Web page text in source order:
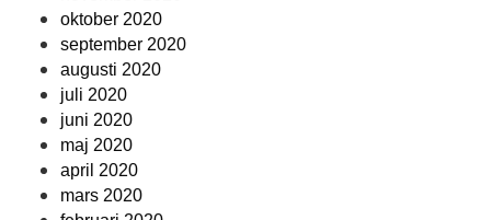
oktober 2020
september 2020
augusti 2020
juli 2020
juni 2020
maj 2020
april 2020
mars 2020